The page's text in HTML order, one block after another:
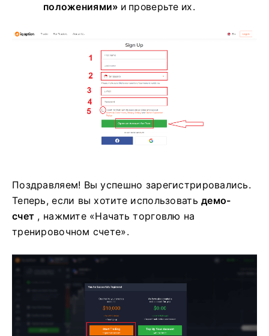
положениями» и проверьте их.
Поздравляем! Вы успешно зарегистрировались.
Теперь, если вы хотите использоватьдемо-
счет , нажмите «Начать торговлю на
тренировочном счете».